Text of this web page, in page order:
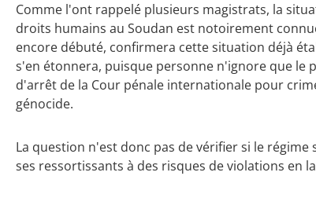
Comme l'ont rappelé plusieurs magistrats, la
droits humains au Soudan est notoirement
encore débuté, confirmera cette situation déjà
s'en étonnera, puisque personne n'ignore que le
d'arrêt de la Cour pénale internationale pour
génocide.
La question n'est donc pas de vérifier si le
ses ressortissants à des risques de violations en